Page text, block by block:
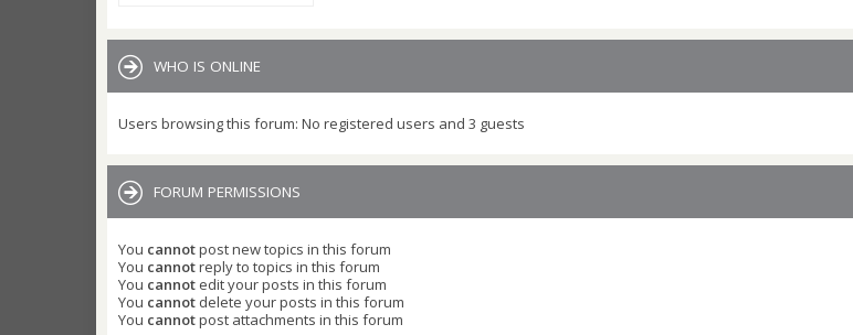
WHO IS ONLINE
Users browsing this forum: No registered users and 3 guests
FORUM PERMISSIONS
You cannotpost new topics in this forum
You cannotreply to topics in this forum
You cannot edit your posts in this forum
You cannot delete your posts in this forum
You cannotpost attachments in this forum